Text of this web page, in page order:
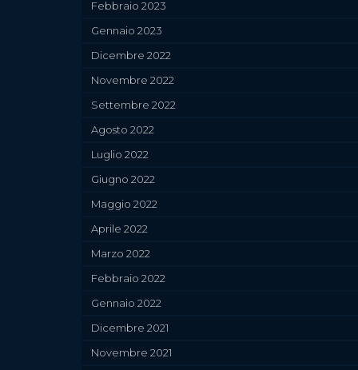
Febbraio 2023
Gennaio 2023
Dicembre 2022
Novembre 2022
Settembre 2022
Agosto 2022
Luglio 2022
Giugno 2022
Maggio 2022
Aprile 2022
Marzo 2022
Febbraio 2022
Gennaio 2022
Dicembre 2021
Novembre 2021